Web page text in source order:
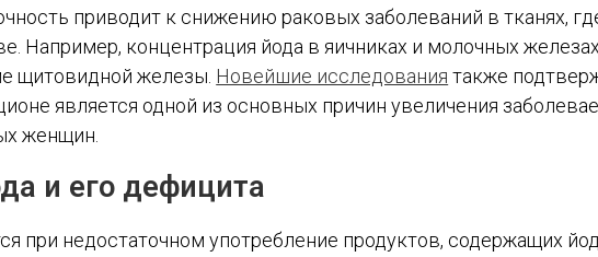
приводит к снижению раковых заболеваний в тканях,
Например, концентрация йода в яичниках и молочных
щитовидной железы. Новейшие исследования также
является одной из основных причин увеличения
женщин.
и его дефицита
при недостаточном употребление продуктов, содержащих йод.